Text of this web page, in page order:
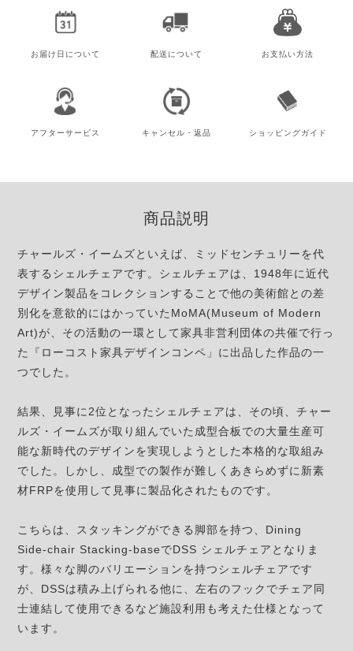
お届け日 について 配送について お支払い方法
アフターサービス キャンセル・ 返品 ショッピングガイド
商品説明
チャールズ・イームズといえば、ミッドセンチュリーを代
表するシェルチェアです。シェルチェアは、1948年に近代
デザイン製品をコレクションすることで他の美術館との差
別化を意欲的にはかっていたMoMA(Museum of Modern
Art)が、その活動の一環として家具非営利団体の共催で行っ
た『ローコスト家具デザインコンペ」に出品した作品の一
つでした。
結果、見事に2位となったシェルチェアは、その頃、チャー
ルズ・イームズが取り組んでいた成型合板での大量生産可
能な新時代のデザインを実現しようとした本格的な取組み
でした。しかし、成型での製作が難しくあきらめずに新素
材FRPを使用して見事に製品化されたものです。
こちらは、スタッキングができる脚部を持つ、Dining
Side-chair Stacking-baseでDSS シェルチェアとなりま
す。様々な脚のバリエーションを持つシェルチェアです
が、DSSは積み上げられる他に、左右のフックでチェア同
士連結して使用できるなど施設利用も考えた仕様となって
います。